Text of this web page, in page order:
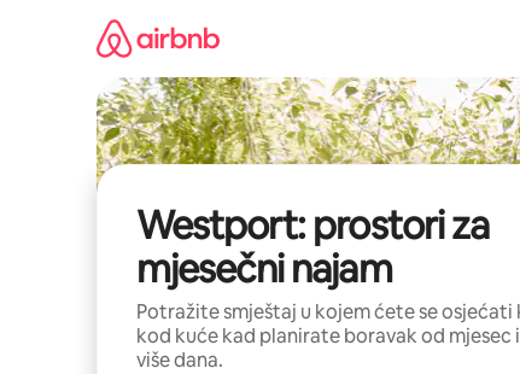
Westport: prostori za
mjesečni najam
Potražite smještaj u kojem ćete se osjećati
kod kuće kad planirate boravak od mjesec
više dana.